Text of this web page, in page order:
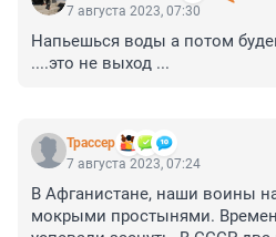
7 августа 2023, 07:30
Напьешься воды а потом
....это не выход ...
Трассер
7 августа 2023, 07:24
В Афганистане, наши воины
мокрыми простынями.